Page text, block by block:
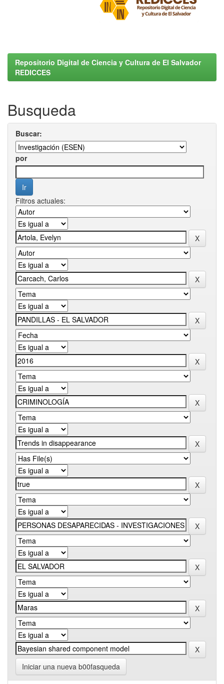
Repositorio Digital de Ciencia y Cultura de El Salvador
REDICCES
Busqueda
Buscar:
por
Filtros actuales:
Iniciar una nueva b00fasqueda